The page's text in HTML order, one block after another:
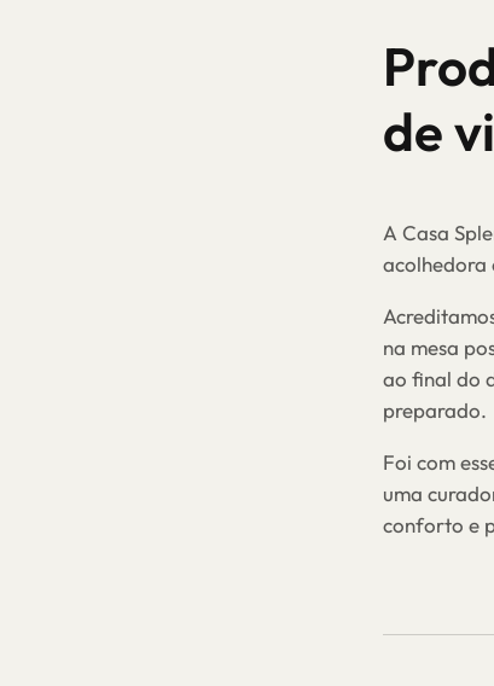
de
A Casa
acolhedora
na mesa
ao final do
preparado.
Foi com
uma
conforto e